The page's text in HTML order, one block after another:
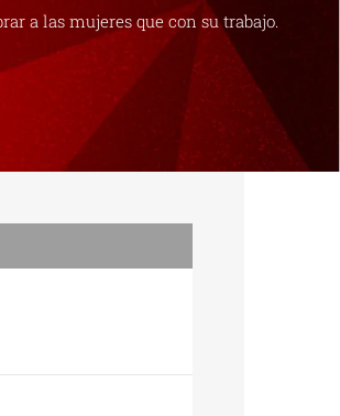
a las mujeres que con su trabajo.